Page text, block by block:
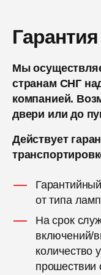
Мы
странам СНГ
компанией.
двери или до
Действует
от типа
На срок
включений/
количество
прошествии